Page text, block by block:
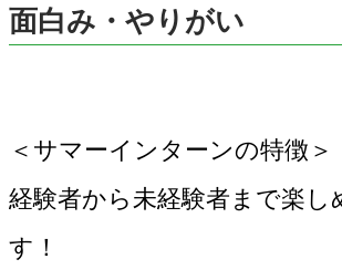
面白み・やりがい
＜サマーインターンの特徴＞
経験者から未経験者まで楽し
す！